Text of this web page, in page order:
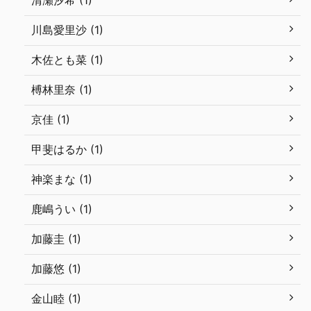
川島愛里沙 (1)
木佐とも菜 (1)
榑林里奈 (1)
京佳 (1)
甲斐はるか (1)
神楽まな (1)
鹿嶋うい (1)
加藤圭 (1)
加藤悠 (1)
金山睦 (1)